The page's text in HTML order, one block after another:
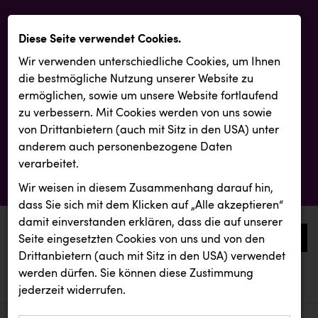
0
aktuelle aussendungen
aktuelle aussendungen
Diese Seite verwendet Cookies.
Wir verwenden unterschiedliche Cookies, um Ihnen
die best­mögliche Nutzung unserer Website zu
ermöglichen, sowie um unsere Website fortlaufend
zu verbessern. Mit Cookies werden von uns sowie
von Drittanbietern (auch mit Sitz in den USA) unter
anderem auch personenbezogene Daten
verarbeitet.
Wir weisen in diesem Zusammenhang darauf hin,
dass Sie sich mit dem Klicken auf „Alle akzeptieren“
damit ein­ver­standen erklären, dass die auf unserer
Seite eingesetzten Cookies von uns und von den
Drittanbietern (auch mit Sitz in den USA) verwendet
werden dürfen. Sie können diese Zustimmung
jederzeit widerrufen.